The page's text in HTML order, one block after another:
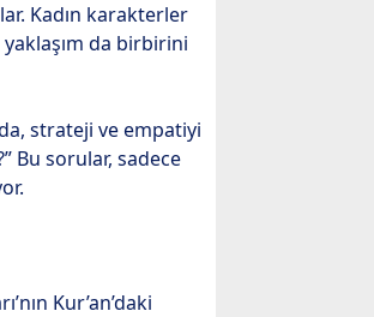
Kadın karakterler
da birbirini
strateji ve empatiyi
Bu sorular, sadece
Kur’an’daki